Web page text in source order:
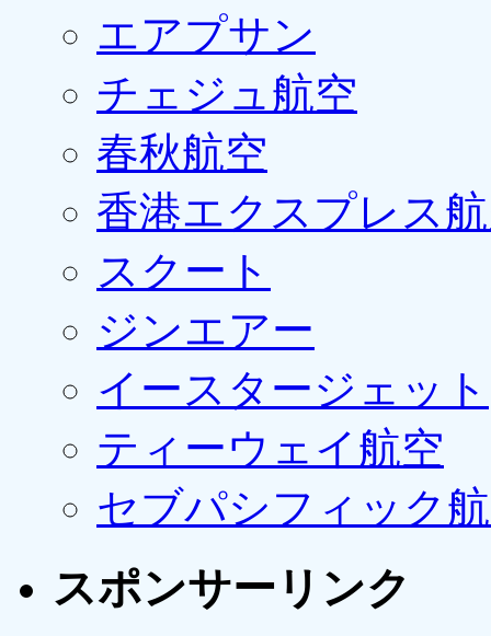
エアプサン
チェジュ航空
春秋航空
香港エクスプレス
スクート
ジンエアー
イースタージェット
ティーウェイ航空
セブパシフィック
スポンサーリンク